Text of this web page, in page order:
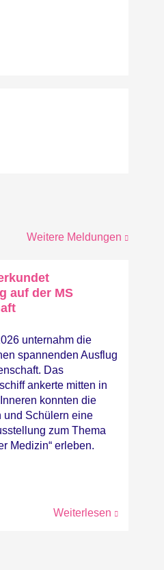
Weitere Meldungen
auf der MS
unternahm die
spannenden Ausflug
Das
ankerte mitten in
konnten die
und Schülern eine
zum Thema
Medizin“ erleben.
Weiterlesen